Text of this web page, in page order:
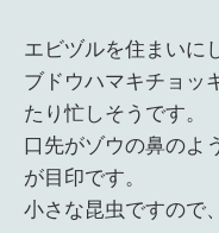
エビヅルを住まいに
ブドウハマキチョッ
たり忙しそうです。
口先がゾウの鼻のよ
が目印です。
小さな昆虫ですので